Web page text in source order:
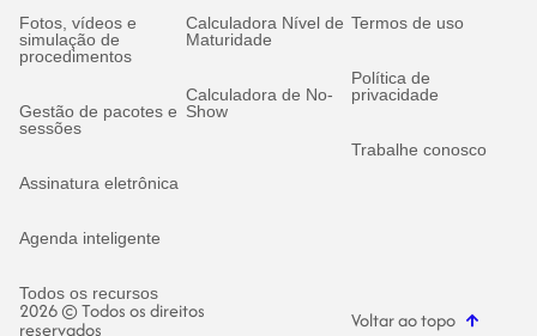
Fotos, vídeos e
simulação de
procedimentos
Gestão de pacotes e
sessões
Assinatura eletrônica
Agenda inteligente
Todos os recursos
Calculadora Nível de
Maturidade
Calculadora de No-
Show
Termos de uso
Política de
privacidade
Trabalhe conosco
2026 © Todos os direitos
reservados Voltar ao topo